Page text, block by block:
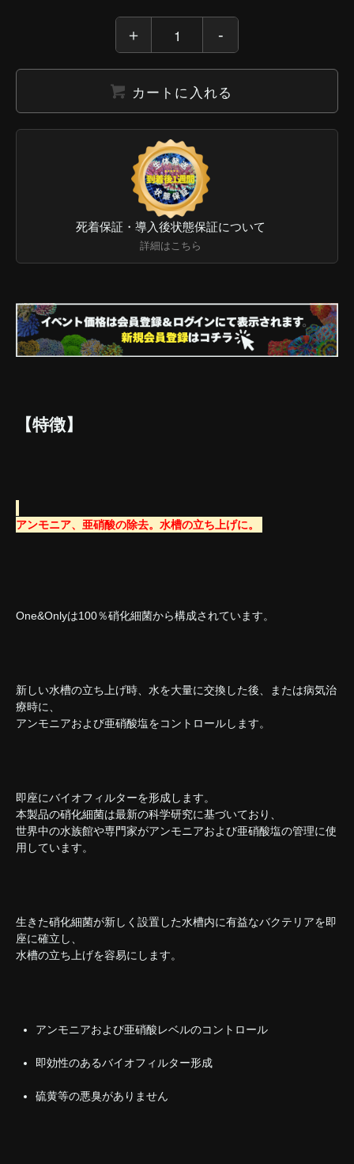
カートに入れる
死着保証・導入後状態保証について
詳細はこちら
【特徴】
アンモニア、亜硝酸の除去。水槽の立ち上げに。
One&Onlyは100％硝化細菌から構成されています。
新しい水槽の立ち上げ時、水を大量に交換した後、または病気治
療時に、
アンモニアおよび亜硝酸塩をコントロールします。
即座にバイオフィルターを形成します。
本製品の硝化細菌は最新の科学研究に基づいており、
世界中の水族館や専門家がアンモニアおよび亜硝酸塩の管理に使
用しています。
生きた硝化細菌が新しく設置した水槽内に有益なバクテリアを即
座に確立し、
水槽の立ち上げを容易にします。
アンモニアおよび亜硝酸レベルのコントロール
即効性のあるバイオフィルター形成
硫黄等の悪臭がありません